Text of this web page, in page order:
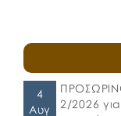
4
Αυγ
2/2026